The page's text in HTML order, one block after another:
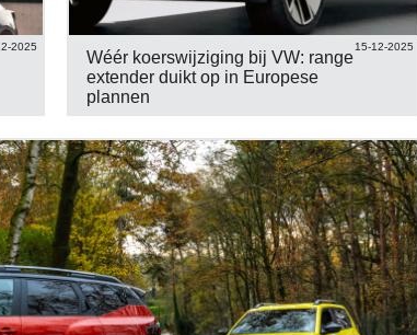
15-12-2025
Wéér koerswijziging bij VW: range
extender duikt op in Europese
plannen
2025